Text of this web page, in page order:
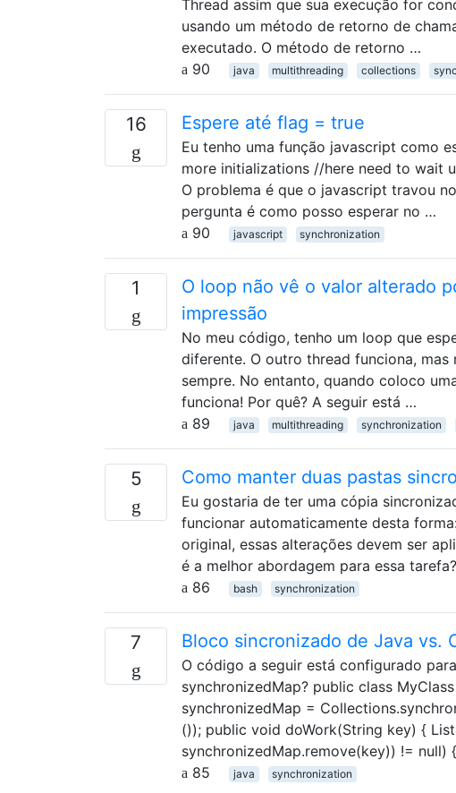
Thread assim que sua execução for
usando um método de retorno de
executado. O método de retorno …
90
java multithreading collections
16 Espere até flag = true
Eu tenho uma função javascript como
more initializations //here need to wait
O problema é que o javascript travou
pergunta é como posso esperar no …
90
javascript synchronization
1
O loop não vê o valor alterado
impressão
No meu código, tenho um loop que
diferente. O outro thread funciona,
sempre. No entanto, quando coloco
funciona! Por quê? A seguir está …
89
java multithreading synchronization
5 Como manter duas pastas
Eu gostaria de ter uma cópia
funcionar automaticamente desta
original, essas alterações devem ser
é a melhor abordagem para essa
86
bash synchronization
7 Bloco sincronizado de Java vs.
O código a seguir está configurado
synchronizedMap? public class
synchronizedMap =
()); public void doWork(String key) {
synchronizedMap.remove(key)) !=
85
java synchronization